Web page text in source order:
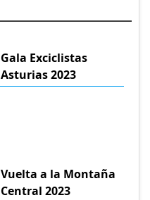
Gala Exciclistas
Asturias 2023
Vuelta a la Montaña
Central 2023